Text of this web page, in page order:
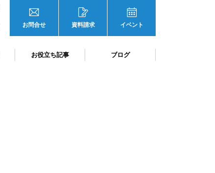
お役立ち記事 ブログ
お問合せ 資料請求 イベント